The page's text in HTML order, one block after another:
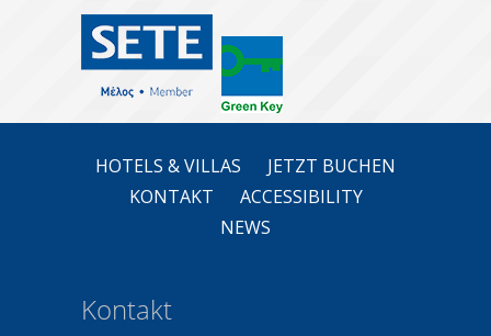
HOTELS & VILLAS
JETZT BUCHEN
KONTAKT
ACCESSIBILITY
NEWS
Kontakt